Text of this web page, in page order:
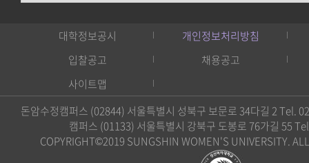
대학정보공시
개인정보처리방침
입찰공고
채용공고
사이트맵
돈암수정캠퍼스 (02844) 서울특별시 성북구 보문로 34다길 2 Tel.
캠퍼스 (01133) 서울특별시 강북구 도봉로 76가길 55
COPYRIGHT©2019 SUNGSHIN WOMEN'S UNIVERSITY.